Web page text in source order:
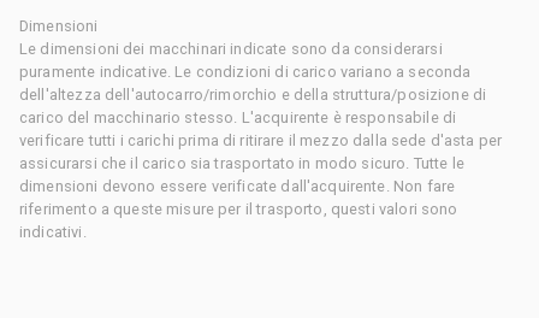
Dimensioni
Le dimensioni dei macchinari indicate sono da considerarsi
puramente indicative. Le condizioni di carico variano a seconda
dell'altezza dell'autocarro/rimorchio e della struttura/posizione di
carico del macchinario stesso. L'acquirente è responsabile di
verificare tutti i carichi prima di ritirare il mezzo dalla sede d'asta per
assicurarsi che il carico sia trasportato in modo sicuro. Tutte le
dimensioni devono essere verificate dall'acquirente. Non fare
riferimento a queste misure per il trasporto, questi valori sono
indicativi.